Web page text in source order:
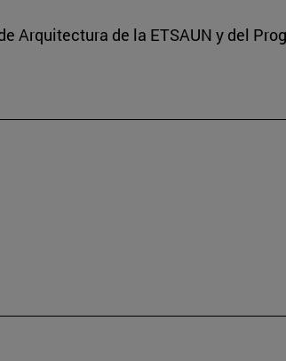
Arquitectura de la ETSAUN y del